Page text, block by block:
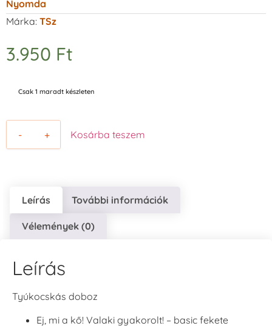
Nyomda
Márka: TSz
3.950 Ft
Csak 1 maradt készleten
- + Kosárba teszem
Leírás További információk
Vélemények (0)
Leírás
Tyúkocskás doboz
Ej, mi a kő! Valaki gyakorolt! – basic fekete